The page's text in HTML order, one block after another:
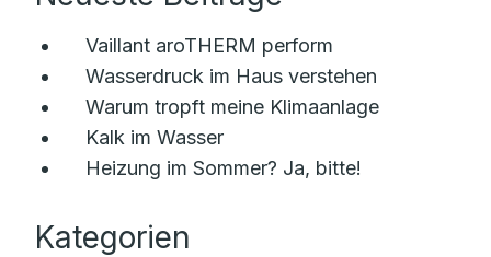
Vaillant aroTHERM perform
Wasserdruck im Haus verstehen
Warum tropft meine Klimaanlage
Kalk im Wasser
Heizung im Sommer? Ja, bitte!
Kategorien